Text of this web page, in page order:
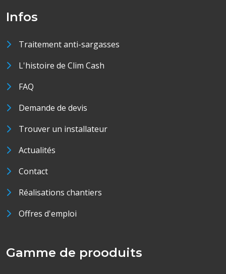
Infos
Traitement anti-sargasses
L'histoire de Clim Cash
FAQ
Demande de devis
Trouver un installateur
Actualités
Contact
Réalisations chantiers
Offres d'emploi
Gamme de prooduits